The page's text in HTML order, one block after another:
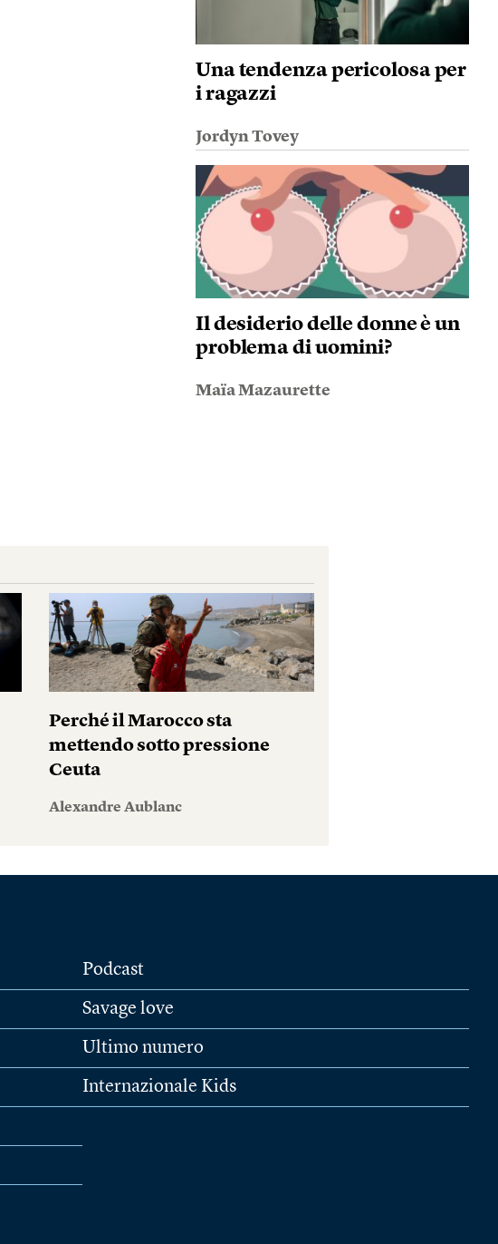
Una tendenza pericolosa per
i ragazzi
Jordyn Tovey
Il desiderio delle donne è un
problema di uomini?
Maïa Mazaurette
Perché il Marocco sta
mettendo sotto pressione
Ceuta
Alexandre Aublanc
Podcast
Savage love
Ultimo numero
Internazionale Kids